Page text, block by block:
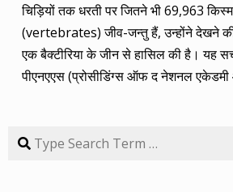
चिड़ियों तक धरती पर जितने भी 69,963
(vertebrates) जीव-जन्तु हैं, उन्होंने देखने
एक बैक्टीरिया के जीन से हासिल की है। यह
पीएनएएस (प्रोसीडिंग्स ऑफ द नेशनल
Search